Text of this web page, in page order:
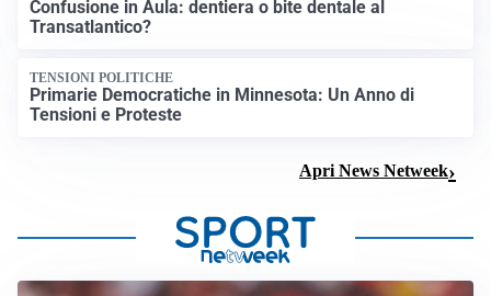
Confusione in Aula: dentiera o bite dentale al
Transatlantico?
TENSIONI POLITICHE
Primarie Democratiche in Minnesota: Un Anno di
Tensioni e Proteste
Apri News Netweek